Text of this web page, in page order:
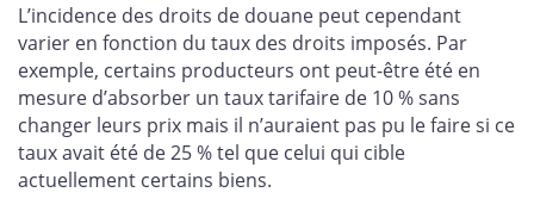
L’incidence des droits de douane peut cependant
varier en fonction du taux des droits imposés. Par
exemple, certains producteurs ont peut-être été en
mesure d’absorber un taux tarifaire de 10 % sans
changer leurs prix mais il n’auraient pas pu le faire si ce
taux avait été de 25 % tel que celui qui cible
actuellement certains biens.